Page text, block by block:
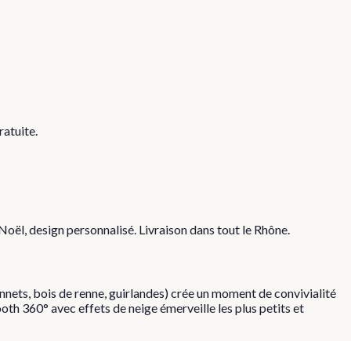
design personnalisé. Livraison dans tout le Rhône.
bois de renne, guirlandes) crée un moment de convivialité
360° avec effets de neige émerveille les plus petits et